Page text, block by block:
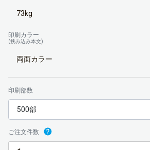
73kg
印刷カラー
(挟み込み本文)
両面カラー
印刷部数
500部
ご注文件数